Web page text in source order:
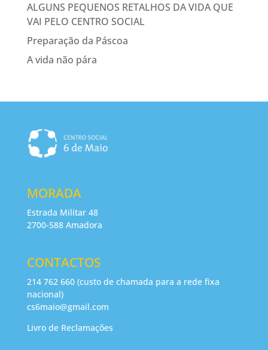
ALGUNS PEQUENOS RETALHOS DA VIDA QUE
VAI PELO CENTRO SOCIAL
Preparação da Páscoa
A vida não pára
MORADA
Estrada Militar 48
2700-588 Amadora
CONTACTOS
214 762 660 (custo de chamada para a rede fixa
nacional)
cs6maio@gmail.com
Livro de Reclamações